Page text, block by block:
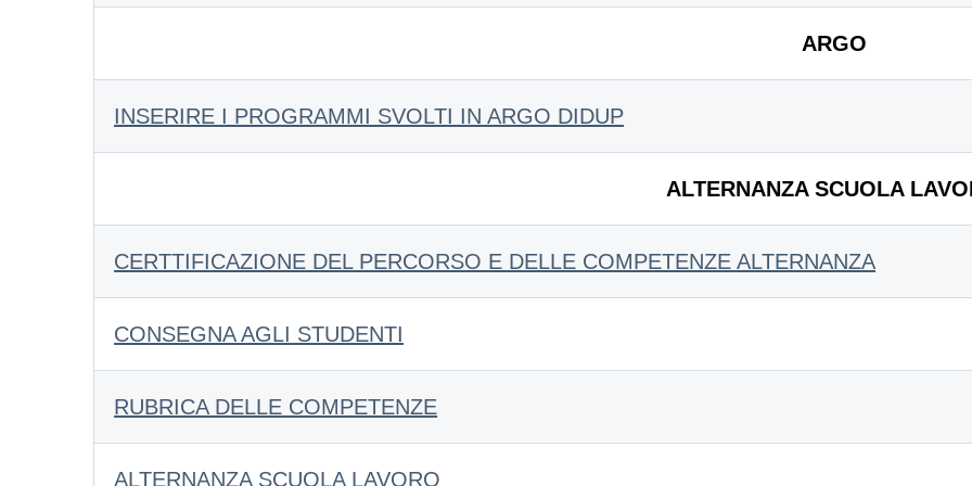
ARGO
INSERIRE I PROGRAMMI SVOLTI IN ARGO DIDUP
ALTERNANZA SCUOLA
CERTTIFICAZIONE DEL PERCORSO E DELLE COMPETENZE ALTERNANZA
CONSEGNA AGLI STUDENTI
RUBRICA DELLE COMPETENZE
ALTERNANZA SCUOLA LAVORO